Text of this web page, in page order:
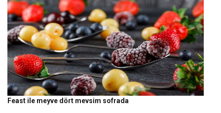
Feast ile meyve dört mevsim sofrada